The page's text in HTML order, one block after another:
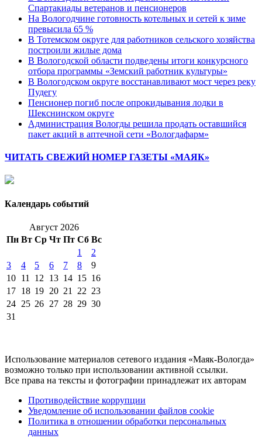
Спартакиады ветеранов и пенсионеров
На Вологодчине готовность котельных и сетей к зиме
превысила 65 %
В Тотемском округе для работников сельского хозяйства
построили жилые дома
В Вологодской области подведены итоги конкурсного
отбора программы «Земский работник культуры»
В Вологодском округе восстанавливают мост через реку
Пудегу
Пенсионер погиб после опрокидывания лодки в
Шекснинском округе
Администрация Вологды решила продать оставшийся
пакет акций в аптечной сети «Вологдафарм»
ЧИТАТЬ СВЕЖИЙ НОМЕР ГАЗЕТЫ «МАЯК»
Календарь событий
Август 2026
Пн Вт Ср Чт Пт Сб Вс
1
2
3
4 5 6 7 8
9
10 11 12 13 14 15 16
17 18 19 20 21 22 23
24 25 26 27 28 29 30
31
Использование материалов сетевого издания «Маяк-Вологда»
возможно только при использовании активной ссылки.
Все права на тексты и фотографии принадлежат их авторам
Противодействие коррупции
Уведомление об использовании файлов cookie
Политика в отношении обработки персональных
данных